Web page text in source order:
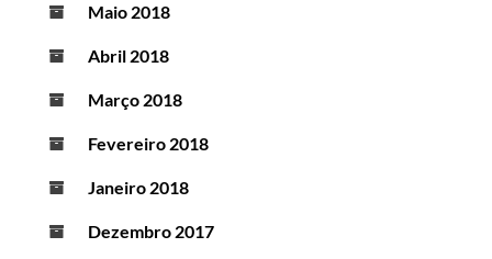
Maio 2018
Abril 2018
Março 2018
Fevereiro 2018
Janeiro 2018
Dezembro 2017